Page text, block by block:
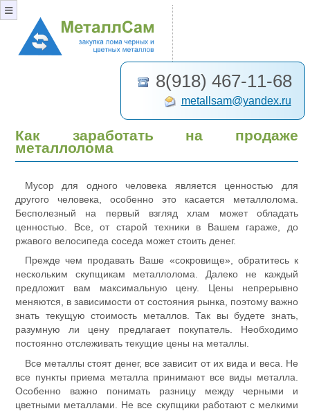
8(918) 467-11-68
metallsam@yandex.ru
≡
Как заработать на продаже
металлолома
Мусор для одного человека является ценностью для
другого человека, особенно это касается металлолома.
Бесполезный на первый взгляд хлам может обладать
ценностью. Все, от старой техники в Вашем гараже, до
ржавого велосипеда соседа может стоить денег.
Прежде чем продавать Ваше «сокровище», обратитесь к
нескольким скупщикам металлолома. Далеко не каждый
предложит вам максимальную цену. Цены непрерывно
меняются, в зависимости от состояния рынка, поэтому важно
знать текущую стоимость металлов. Так вы будете знать,
разумную ли цену предлагает покупатель. Необходимо
постоянно отслеживать текущие цены на металлы.
Все металлы стоят денег, все зависит от их вида и веса. Не
все пункты приема металла принимают все виды металла.
Особенно важно понимать разницу между черными и
цветными металлами. Не все скупщики работают с мелкими